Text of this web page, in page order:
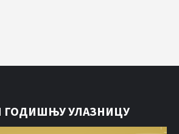
ГОДИШЊУ УЛАЗНИЦУ